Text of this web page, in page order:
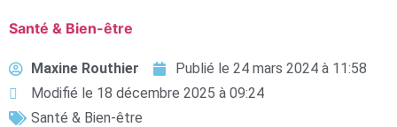
Santé & Bien-être
Maxine Routhier Publié le 24 mars 2024 à 11:58
Modifié le 18 décembre 2025 à 09:24
Santé & Bien-être